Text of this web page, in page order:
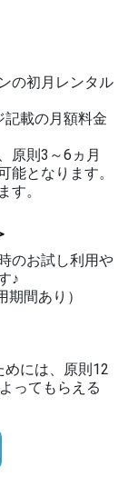
の初月レンタル
記載の月額料金
原則3～6ヵ月
能となります。
す。​
のお試し利用や
♪
間あり）
には、原則12
ってもらえる